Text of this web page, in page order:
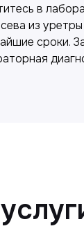
в
из
сроки.